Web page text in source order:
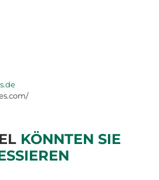
KÖNNTEN SIE